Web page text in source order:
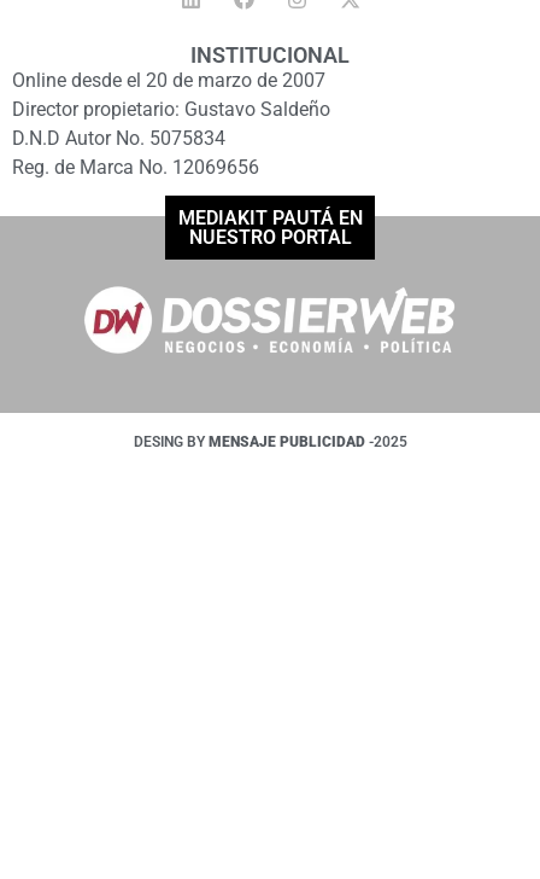
INSTITUCIONAL
Online desde el 20 de marzo de 2007
Director propietario: Gustavo Saldeño
D.N.D Autor No. 5075834
Reg. de Marca No. 12069656
MEDIAKIT PAUTÁ EN
NUESTRO PORTAL
DESING BY MENSAJE PUBLICIDAD -2025